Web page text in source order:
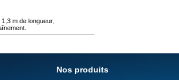
m de longueur,
Nos produits